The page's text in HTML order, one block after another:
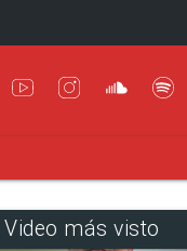
Video más visto